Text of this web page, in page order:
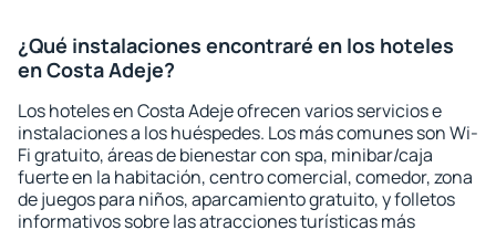
¿Qué instalaciones encontraré en los hoteles
en Costa Adeje?
Los hoteles en Costa Adeje ofrecen varios servicios e
instalaciones a los huéspedes. Los más comunes son Wi-
Fi gratuito, áreas de bienestar con spa, minibar/caja
fuerte en la habitación, centro comercial, comedor, zona
de juegos para niños, aparcamiento gratuito, y folletos
informativos sobre las atracciones turísticas más